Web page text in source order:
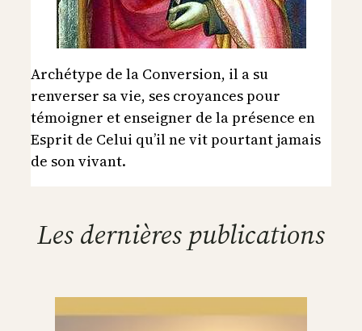
Archétype de la Conversion, il a su
renverser sa vie, ses croyances pour
témoigner et enseigner de la présence en
Esprit de Celui qu’il ne vit pourtant jamais
de son vivant.
Les dernières publications